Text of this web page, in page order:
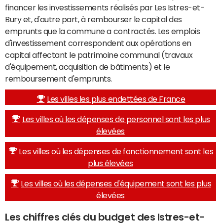
financer les investissements réalisés par Les Istres-et-
Bury et, d'autre part, à rembourser le capital des
emprunts que la commune a contractés. Les emplois
d'investissement correspondent aux opérations en
capital affectant le patrimoine communal (travaux
d'équipement, acquisition de bâtiments) et le
remboursement d'emprunts.
Les villes les plus endettées de France
Les villes où les dépenses de personnel sont les plus
élevées
Les villes où les dépenses de fonctionnement sont les
plus élevées
Les villes où les dépenses d'équipement sont les plus
élevées
Les chiffres clés du budget des Istres-et-